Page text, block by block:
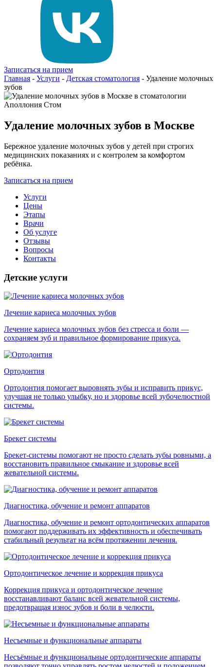
Записаться на прием
Главная - Услуги - Детская стоматология - Удаление молочных
зубов
Удаление молочных зубов в Москве
Бережное удаление молочных зубов у детей при строгих
медицинских показаниях и с контролем за комфортом
ребёнка.
Записаться на прием
Услуги
Цены
Этапы
Врачи
Об услуге
Отзывы
Вопросы
Контакты
Детские услуги
Лечение кариеса молочных зубов
Лечение кариеса молочных зубов без стресса и боли —
сохраняем зуб и правильное формирование прикуса.
Ортодонтия
Ортодонтия помогает выровнять зубы и исправить прикус,
улучшая не только улыбку, но и здоровье всей зубочелюстной
системы.
Брекет системы
Брекет-системы помогают не просто сделать зубы ровными, а
восстановить правильное смыкание и здоровье всей
жевательной системы.
Диагностика, обучение и ремонт аппаратов
Диагностика, обучение и ремонт ортодонтических аппаратов
помогают поддерживать их эффективность и обеспечивать
стабильный результат на всём протяжении лечения.
Ортодонтическое лечение и коррекция прикуса
Коррекция прикуса и ортодонтическое лечение
восстанавливают баланс всей жевательной системы,
предотвращая износ зубов и боли в челюсти.
Несъемные и функциональные аппараты
Несъёмные и функциональные ортодонтические аппараты